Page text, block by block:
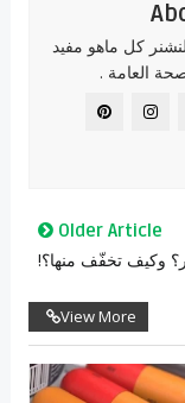
كل ماهو مفيد
العامة .
Older Article
وكيف تخفّف منها؟!
View More